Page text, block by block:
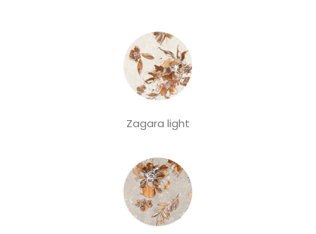
Zagara light